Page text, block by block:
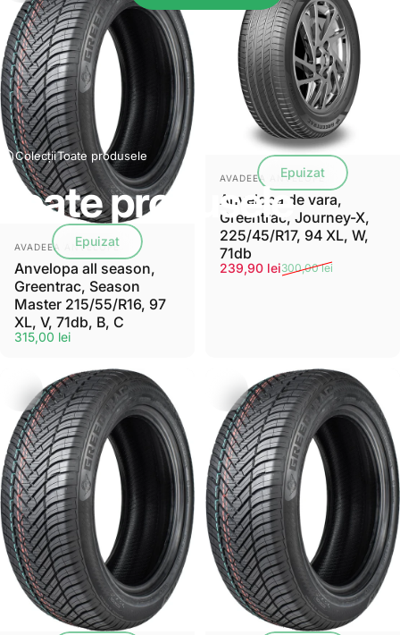
ColecțiiToate produsele
Toateprodusele
Epuizat
Furnizor:
AVADEEA ANVELOPE
Anvelopa all season,
Greentrac, Season
Master 215/55/R16, 97
XL, V, 71db, B, C
315,00 lei
Epuizat
Furnizor:
AVADEEA ANVELOPE
Anvelopa de vara,
Greentrac, Journey-X,
225/45/R17, 94 XL, W,
71db
Pret de vanzare
239,90 lei
Preț normal300,00 lei